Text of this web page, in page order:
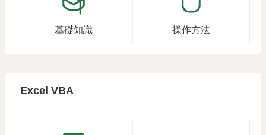
基礎知識 操作方法
Excel VBA